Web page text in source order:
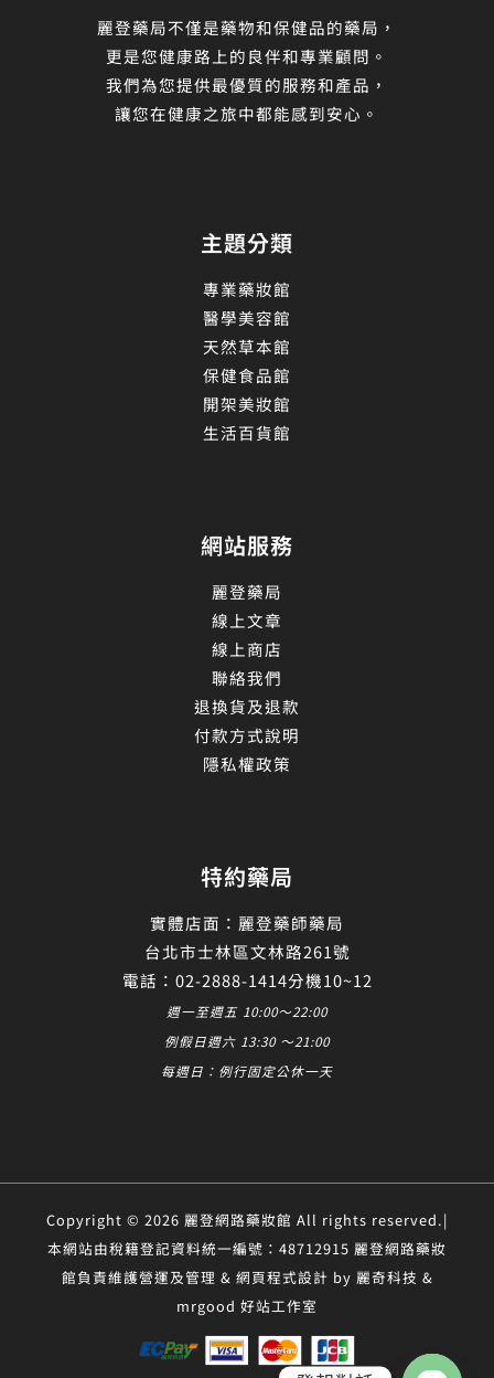
麗登藥局不僅是藥物和保健品的藥局，
更是您健康路上的良伴和專業顧問。
我們為您提供最優質的服務和產品，
讓您在健康之旅中都能感到安心。
主題分類
專業藥妝館
醫學美容館
天然草本館
保健食品館
開架美妝館
生活百貨館
網站服務
麗登藥局
線上文章
線上商店
聯絡我們
退換貨及退款
付款方式說明
隱私權政策
特約藥局
實體店面：麗登藥師藥局
台北市士林區文林路261號
電話：02-2888-1414分機10~12
週一至週五 10:00～22:00
例假日週六 13:30 ～21:00
每週日：例行固定公休一天
Copyright © 2026 麗登網路藥妝館 All rights reserved.|
本網站由稅籍登記資料統一編號：48712915 麗登網路藥妝
館負責維護營運及管理 & 網頁程式設計 by 麗奇科技 &
mrgood 好站工作室